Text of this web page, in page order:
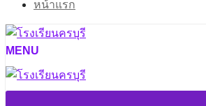
หน้าแรก
MENU